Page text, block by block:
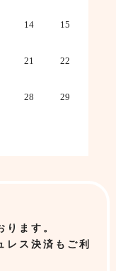
14 15
21 22
28 29
ります。
レス決済もご利